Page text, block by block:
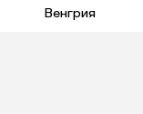
Венгрия